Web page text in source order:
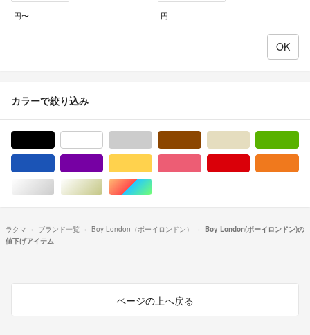
円〜 円
カラーで絞り込み
シルバー/銀色系ゴールド/金色系マルチカラー
ラクマ ブランド一覧 Boy London（ボーイロンドン）
Boy London(ボーイロンドン)の
値下げアイテム
ページの上へ戻る